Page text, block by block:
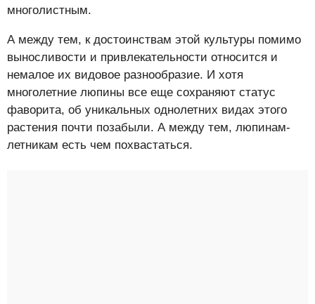
многолистным.
А между тем, к достоинствам этой культуры помимо
выносливости и привлекательности относится и
немалое их видовое разнообразие. И хотя
многолетние люпины все еще сохраняют статус
фаворита, об уникальных однолетних видах этого
растения почти позабыли. А между тем, люпинам-
летникам есть чем похвастаться.